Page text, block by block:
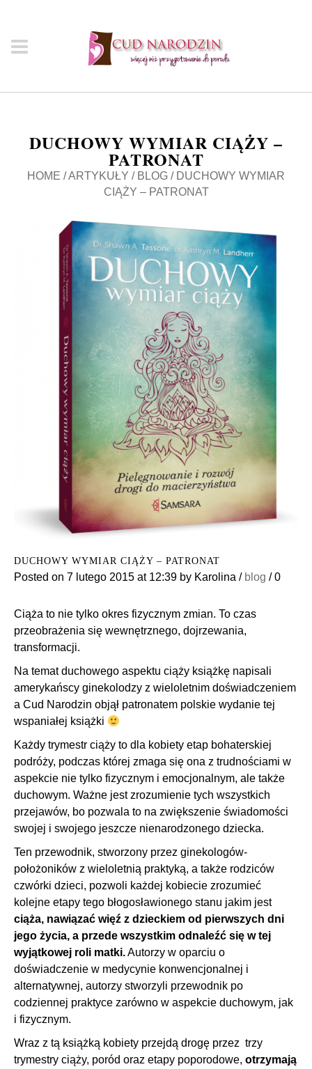
DUCHOWY WYMIAR CIĄŻY –
PATRONAT
HOME /ARTYKUŁY / BLOG / DUCHOWY WYMIAR
CIĄŻY – PATRONAT
DUCHOWY WYMIAR CIĄŻY – PATRONAT
Posted on 7 lutego 2015 at 12:39 by Karolina / blog /0
Ciąża to nie tylko okres fizycznym zmian. To czas
przeobrażenia się wewnętrznego, dojrzewania,
transformacji.
Na temat duchowego aspektu ciąży książkę napisali
amerykańscy ginekolodzy z wieloletnim doświadczeniem
a Cud Narodzin objął patronatem polskie wydanie tej
wspaniałej książki
Każdy trymestr ciąży to dla kobiety etap bohaterskiej
podróży, podczas której zmaga się ona z trudnościami w
aspekcie nie tylko fizycznym i emocjonalnym, ale także
duchowym. Ważne jest zrozumienie tych wszystkich
przejawów, bo pozwala to na zwiększenie świadomości
swojej i swojego jeszcze nienarodzonego dziecka.
Ten przewodnik, stworzony przez ginekologów-
położoników z wieloletnią praktyką, a także rodziców
czwórki dzieci, pozwoli każdej kobiecie zrozumieć
kolejne etapy tego błogosławionego stanu jakim jest
ciąża, nawiązać więź z dzieckiem od pierwszych dni
jego życia, a przede wszystkim odnaleźć się w tej
wyjątkowej roli matki.Autorzy w oparciu o
doświadczenie w medycynie konwencjonalnej i
alternatywnej, autorzy stworzyli przewodnik po
codziennej praktyce zarówno w aspekcie duchowym, jak
i fizycznym.
Wraz z tą książką kobiety przejdą drogę przez trzy
trymestry ciąży, poród oraz etapy poporodowe, otrzymają